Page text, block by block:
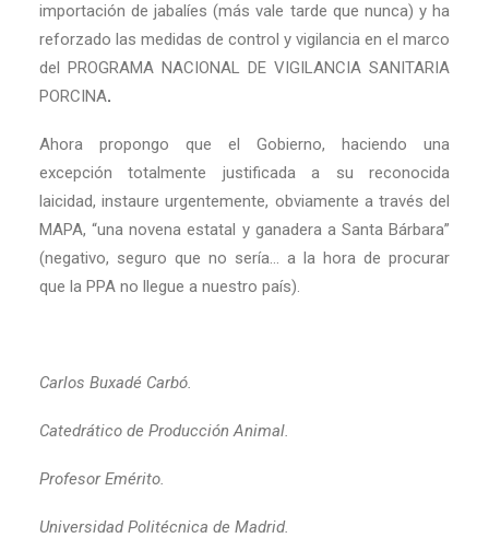
importación de jabalíes (más vale tarde que nunca) y ha
reforzado las medidas de control y vigilancia en el marco
del PROGRAMA NACIONAL DE VIGILANCIA SANITARIA
PORCINA.
Ahora propongo que el Gobierno, haciendo una
excepción totalmente justificada a su reconocida
laicidad, instaure urgentemente, obviamente a través del
MAPA, “una novena estatal y ganadera a Santa Bárbara”
(negativo, seguro que no sería… a la hora de procurar
que la PPA no llegue a nuestro país).
Carlos Buxadé Carbó.
Catedrático de Producción Animal.
Profesor Emérito.
Universidad Politécnica de Madrid.